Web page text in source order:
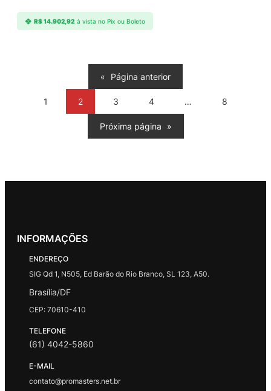
R$14.902,92 à vista no Pix ou Boleto
« Página anterior
1 2 3 4 … 8
Próxima página »
INFORMAÇÕES
ENDEREÇO
SIG Qd 1, N505, Ed Barão do Rio Branco, SL 123, A50.
Brasília/DF
CEP: 70610-410
TELEFONE
(61) 4042-5860
E-MAIL
contato@promasters.net.br